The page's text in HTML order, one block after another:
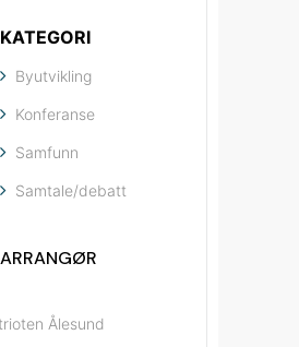
KATEGORI
Byutvikling
Konferanse
Samfunn
Samtale/debatt
ARRANGØR
Ålesund